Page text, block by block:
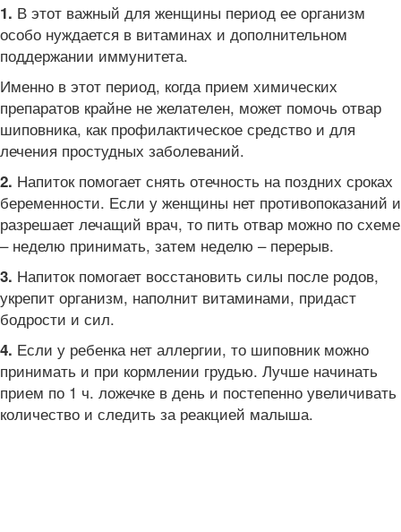
1. В этот важный для женщины период ее организм
особо нуждается в витаминах и дополнительном
поддержании иммунитета.
Именно в этот период, когда прием химических
препаратов крайне не желателен, может помочь отвар
шиповника, как профилактическое средство и для
лечения простудных заболеваний.
2. Напиток помогает снять отечность на поздних сроках
беременности. Если у женщины нет противопоказаний и
разрешает лечащий врач, то пить отвар можно по схеме
– неделю принимать, затем неделю – перерыв.
3. Напиток помогает восстановить силы после родов,
укрепит организм, наполнит витаминами, придаст
бодрости и сил.
4. Если у ребенка нет аллергии, то шиповник можно
принимать и при кормлении грудью. Лучше начинать
прием по 1 ч. ложечке в день и постепенно увеличивать
количество и следить за реакцией малыша.